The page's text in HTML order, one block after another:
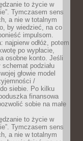
to życie w
Tymczasem sens
a nie w totalnym
by wiedzieć, na co
impulsom.
najpierw odłóż, potem
po wypłacie,
osobne konto. Jeśli
podziału
głowie model
/
siebie. Po kilku
finansowa
sobie na małe
to życie w
Tymczasem sens
a nie w totalnym